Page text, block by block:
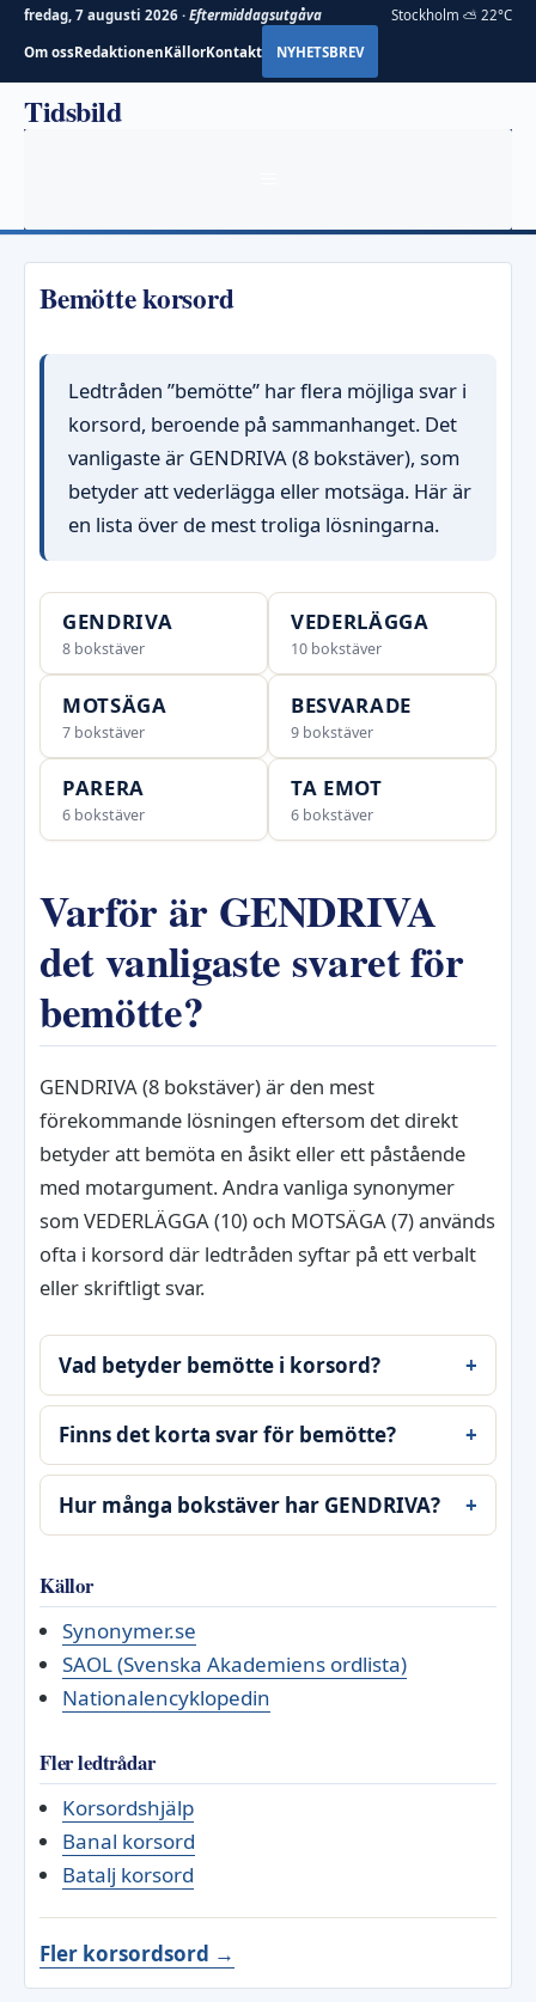
fredag, 7 augusti 2026 · Eftermiddagsutgåva Stockholm ⛅ 22°C
Om ossRedaktionenKällorKontakt NYHETSBREV
Hoppa
Tidsbild
Bemötte korsord
Ledtråden ”bemötte” har flera möjliga svar i
korsord, beroende på sammanhanget. Det
vanligaste är GENDRIVA (8 bokstäver), som
betyder att vederlägga eller motsäga. Här är
en lista över de mest troliga lösningarna.
GENDRIVA
8 bokstäver
VEDERLÄGGA
10 bokstäver
MOTSÄGA
7 bokstäver
BESVARADE
9 bokstäver
PARERA
6 bokstäver
TA EMOT
6 bokstäver
Varför är GENDRIVA
det vanligaste svaret för
bemötte?
GENDRIVA (8 bokstäver) är den mest
förekommande lösningen eftersom det direkt
betyder att bemöta en åsikt eller ett påstående
med motargument. Andra vanliga synonymer
som VEDERLÄGGA (10) och MOTSÄGA (7) används
ofta i korsord där ledtråden syftar på ett verbalt
eller skriftligt svar.
Vad betyder bemötte i korsord?
Finns det korta svar för bemötte?
Hur många bokstäver har GENDRIVA?
Källor
Synonymer.se
SAOL (Svenska Akademiens ordlista)
Nationalencyklopedin
Fler ledtrådar
Korsordshjälp
Banal korsord
Batalj korsord
Fler korsordsord →